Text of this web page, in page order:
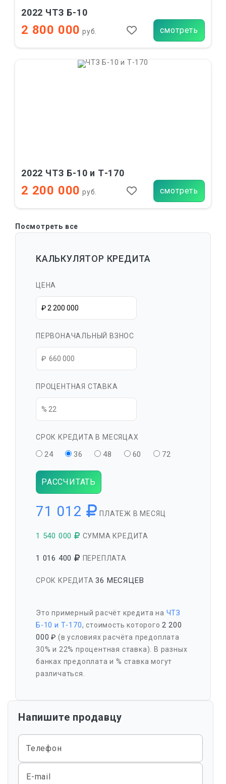
2022 ЧТЗ Б-10
2 800 000 руб. смотреть
2022 ЧТЗ Б-10 и Т-170
2 200 000 руб. смотреть
Посмотреть все
КАЛЬКУЛЯТОР КРЕДИТА
ЦЕНА
ПЕРВОНАЧАЛЬНЫЙ ВЗНОС
ПРОЦЕНТНАЯ СТАВКА
СРОК КРЕДИТА В МЕСЯЦАХ
24 36 48 60 72
РАССЧИТАТЬ
71 012 ПЛАТЕЖ В МЕСЯЦ
1 540 000 СУММА КРЕДИТА
1 016 400 ПЕРЕПЛАТА
СРОК КРЕДИТА36 МЕСЯЦЕВ
Это примерный расчёт кредита на ЧТЗ
Б-10 и Т-170, стоимость которого 2 200
000 ₽ (в условиях расчёта предоплата
30% и 22% процентная ставка). В разных
банках предоплата и % ставка могут
различаться.
Напишите продавцу
Телефон
E-mail